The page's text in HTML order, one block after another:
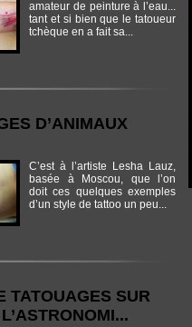
amateur de peinture à l’eau...
tant et si bien que le tatoueur
tchèque en a fait sa...
D’ANIMAUX
C’est à l’artiste Lesha Lauz,
basée à Moscou, que l’on
doit ces quelques exemples
d’un style de tattoo un peu...
TATOUAGES SUR